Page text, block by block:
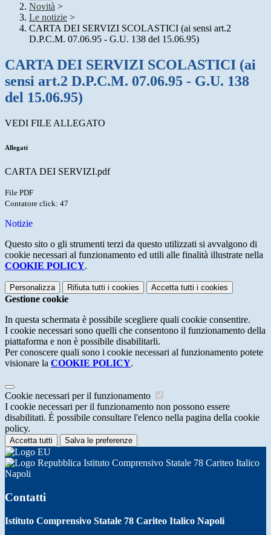
Novità >
Le notizie >
CARTA DEI SERVIZI SCOLASTICI (ai sensi art.2
D.P.C.M. 07.06.95 - G.U. 138 del 15.06.95)
CARTA DEI SERVIZI SCOLASTICI (ai
sensi art.2 D.P.C.M. 07.06.95 - G.U. 138
del 15.06.95)
VEDI FILE ALLEGATO
Allegati
CARTA DEI SERVIZI.pdf
File PDF
Contatore click: 47
Notizie
Questo sito o gli strumenti terzi da questo utilizzati si avvalgono di
cookie necessari al funzionamento ed utili alle finalità illustrate nella
COOKIE POLICY.
Personalizza Rifiuta tutti i cookies Accetta tutti i cookies
Gestione cookie
In questa schermata è possibile scegliere quali cookie consentire.
I cookie necessari sono quelli che consentono il funzionamento della
piattaforma e non è possibile disabilitarli.
Per conoscere quali sono i cookie necessari al funzionamento potete
visionare la COOKIE POLICY.
Cookie necessari per il funzionamento
I cookie necessari per il funzionamento non possono essere
disabilitati. È possibile consultare l'elenco nella pagina della cookie
policy.
Accetta tutti Salva le preferenze
Istituto Comprensivo Statale 78 Cariteo Italico
Napoli
Contatti
Istituto Comprensivo Statale 78 Cariteo Italico Napoli